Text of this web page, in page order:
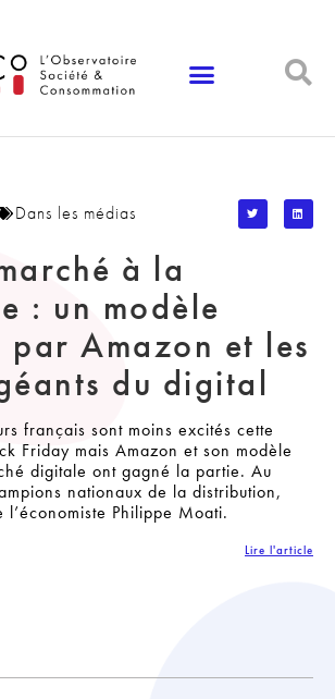
Dans les médias
à la
: un modèle
par Amazon et les
du digital
français sont moins excités cette
Friday mais Amazon et son modèle
digitale ont gagné la partie. Au
nationaux de la distribution,
l’économiste Philippe Moati.
Lire l'article